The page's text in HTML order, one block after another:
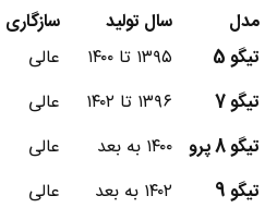
مدل
سال تولید سازگاری
تیگو 5
۱۳۹۵ تا ۱۴۰۰ عالی
تیگو 7
۱۳۹۶ تا ۱۴۰۲ عالی
تیگو 8 پرو
۱۴۰۰ به بعد عالی
تیگو 9
۱۴۰۲ به بعد عالی